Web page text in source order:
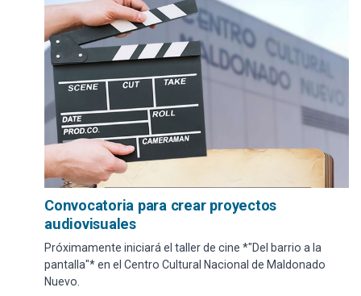
Convocatoria para crear proyectos
audiovisuales
Próximamente iniciará el taller de cine *"Del barrio a la
pantalla"* en el Centro Cultural Nacional de Maldonado
Nuevo.